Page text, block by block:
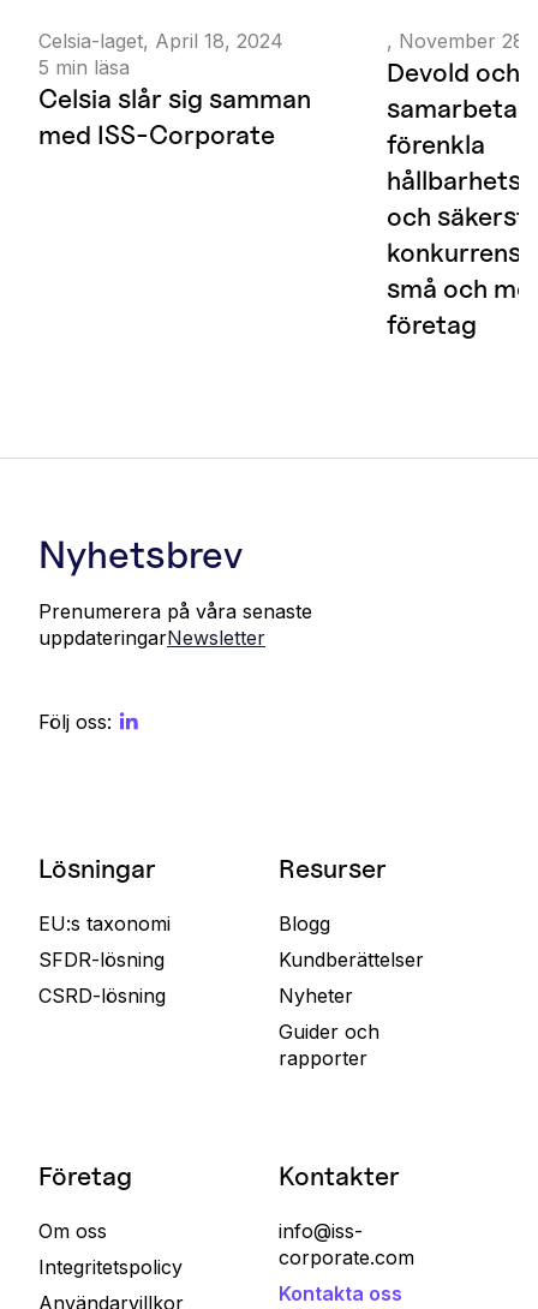
Celsia-laget, April 18, 2024
5 min läsa
Celsia slår sig samman
med ISS-Corporate
, November 28,
Devold och
samarbetar
förenkla
och
små och
företag
Nyhetsbrev
Prenumerera på våra senaste
uppdateringarNewsletter
Följ oss:
Lösningar
EU:s taxonomi
SFDR-lösning
CSRD-lösning
Resurser
Blogg
Kundberättelser
Nyheter
Guider och
rapporter
Företag
Om oss
Integritetspolicy
Användarvillkor
Kontakter
info@iss-
corporate.com
Kontakta oss